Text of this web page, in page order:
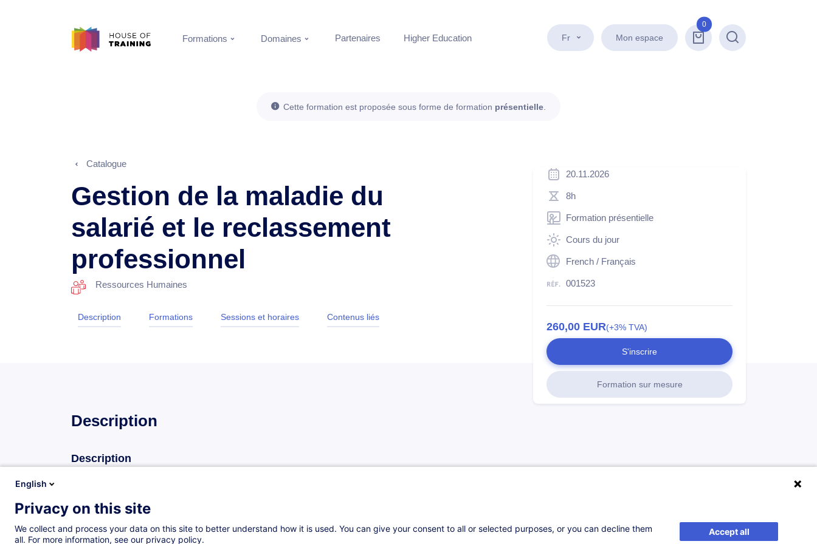
Fr Mon espace
0
Recherche
Formations Domaines Partenaires Higher Education
Cette formation est proposée sous forme de formation présentielle
Catalogue
Gestion de la maladie du
salarié et le reclassement
professionnel
Ressources Humaines
Description Formations Sessions et horaires Contenus liés
20.11.2026
8h
Formation présentielle
Cours du jour
French / Français
001523
260,00 EUR(+3% TVA)
S'inscrire
Formation sur mesure
Description
Description
légales et celles de vos collaborateurs, tout en proposant des outils pour une gestion
mobiliser et les démarches nécessaires pour faciliter une réintégration après une absence
English
Privacy on this site
We collect and process your data on this site to better understand how it is used. You can give your consent to all or selected purposes, or you can decline them
all. For more information, see our privacy policy.
Accept all